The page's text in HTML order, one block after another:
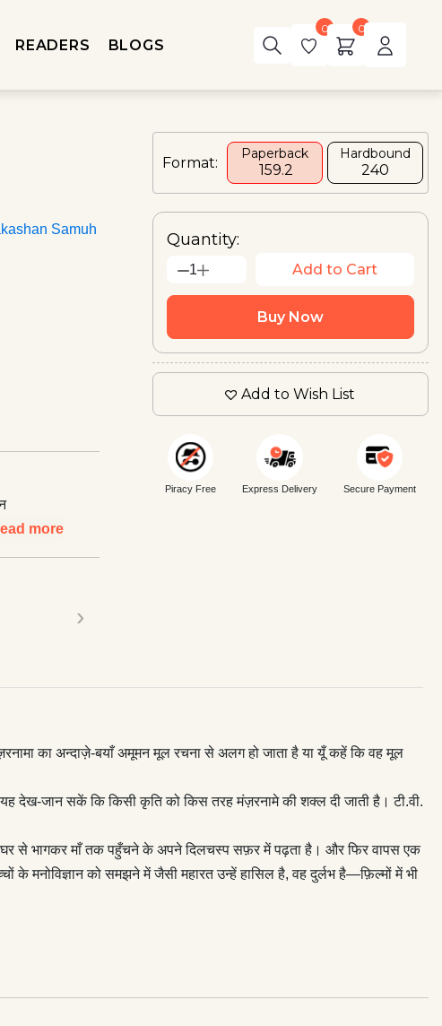
READERS BLOGS
0 0
Samuh
more
›
Format:
Paperback
₹ 159.2
Hardbound
₹240
Quantity:
1 Add to Cart
Buy Now
Add to Wish List
Piracy Free Express Delivery Secure Payment
का अन्दाज़े-बयाँ अमूमन मूल रचना से अलग हो जाता है या यूँ कहें कि वह मूल
देख-जान सकें कि किसी कृति को किस तरह मंज़रनामे की शक्ल दी जाती है। टी.वी.
घर से भागकर माँ तक पहुँचने के अपने दिलचस्प सफ़र में पढ़ता है। और फिर वापस एक
के मनोविज्ञान को समझने में जैसी महारत उन्हें हासिल है, वह दुर्लभ है—फ़िल्मों में भी